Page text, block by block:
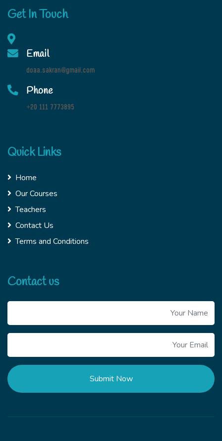
Get In Touch
Email
doaa.sakran@gmail.com
Phone
+20 111 7773895
Quick Links
Home
Our Courses
Teachers
Contact Us
Terms and Conditions
Contact us
Submit Now